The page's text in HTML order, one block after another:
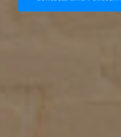
PROCÉS DE MATRÍCULA